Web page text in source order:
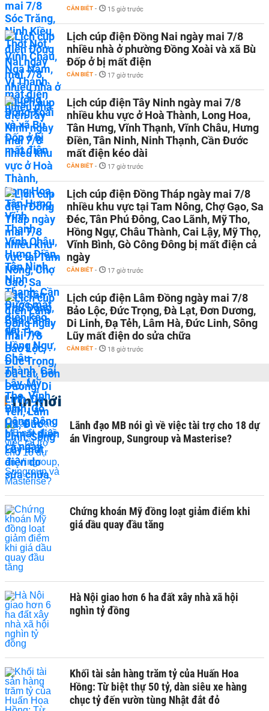
CẦN BIẾT - 15 giờ trước
Lịch cúp điện Đồng Nai ngày mai 7/8
nhiều nhà ở phường Đồng Xoài và xã Bù
Đốp ở bị mất điện
CẦN BIẾT - 17 giờ trước
Lịch cúp điện Tây Ninh ngày mai 7/8
nhiều khu vực ở Hoà Thành, Long Hoa,
Tân Hưng, Vĩnh Thạnh, Vĩnh Châu, Hưng
Điền, Tân Ninh, Ninh Thạnh, Cần Đước
mất điện kéo dài
CẦN BIẾT - 17 giờ trước
Lịch cúp điện Đồng Tháp ngày mai 7/8
nhiều khu vực tại Tam Nông, Chợ Gạo, Sa
Đéc, Tân Phú Đông, Cao Lãnh, Mỹ Tho,
Hồng Ngự, Châu Thành, Cai Lậy, Mỹ Thọ,
Vĩnh Bình, Gò Công Đông bị mất điện cả
ngày
CẦN BIẾT - 17 giờ trước
Lịch cúp điện Lâm Đồng ngày mai 7/8
Bảo Lộc, Đức Trọng, Đà Lạt, Đơn Dương,
Di Linh, Đạ Tẻh, Lâm Hà, Đức Linh, Sông
Lũy mất điện do sửa chữa
CẦN BIẾT - 18 giờ trước
Tin mới
Lãnh đạo MB nói gì về việc tài trợ cho 18 dự
án Vingroup, Sungroup và Masterise?
Chứng khoán Mỹ đồng loạt giảm điểm khi
giá dầu quay đầu tăng
Hà Nội giao hơn 6 ha đất xây nhà xã hội
nghìn tỷ đồng
Khối tài sản hàng trăm tỷ của Huấn Hoa
Hồng: Từ biệt thự 50 tỷ, dàn siêu xe hàng
chục tỷ đến vườn tùng Nhật đắt đỏ